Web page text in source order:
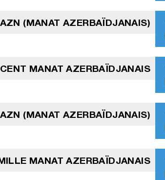
(MANAT AZERBAÏDJANAIS)
CENT MANAT AZERBAÏDJANAIS
(MANAT AZERBAÏDJANAIS)
MANAT AZERBAÏDJANAIS